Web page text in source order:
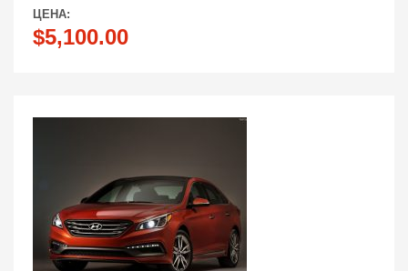
ЦЕНА:
$5,100.00